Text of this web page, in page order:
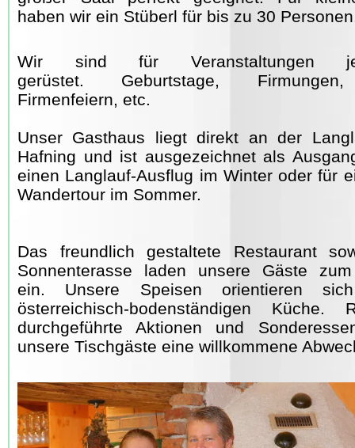
haben wir ein Stüberl für bis zu 30
Wir sind für Veranstaltungen
gerüstet. Geburtstage,
Firmenfeiern, etc.
Unser Gasthaus liegt direkt an der
Hafning und ist ausgezeichnet als
einen Langlauf-Ausflug im Winter oder für
Wandertour im Sommer.
Das freundlich gestaltete Restaurant
Sonnenterasse laden unsere Gäste
ein. Unsere Speisen orientieren
österreichisch-bodenständigen Küche.
durchgeführte Aktionen und
unsere Tischgäste eine willkommene